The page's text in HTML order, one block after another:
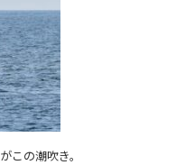
この潮吹き。